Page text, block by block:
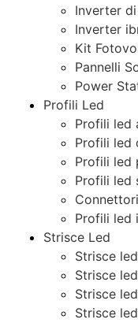
Inverter
Inverter
Kit
Pannelli
Power
Profili Led
Profili led
Profili led
Profili led
Profili led
Profili led
Strisce Led
Strisce
Strisce
Strisce
Strisce